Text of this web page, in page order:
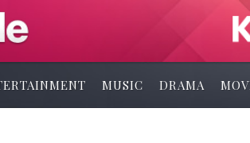
MUSIC DRAMA